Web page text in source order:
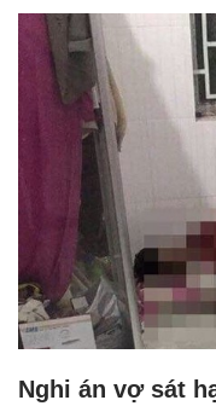
Nghi án vợ sát